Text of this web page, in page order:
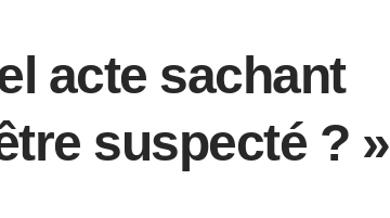
acte sachant
suspecté ? »